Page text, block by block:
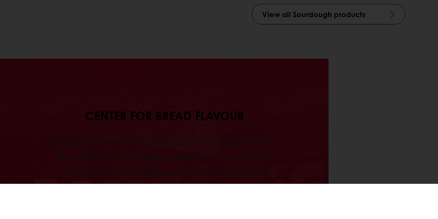
View all Sourdough products
CENTER FOR BREAD FLAVOUR
Located in St. Vith, Belgium, the Center For
Bread Flavour gives customers, scientists
and Puratos employees the chance to
share their passion for bread and best